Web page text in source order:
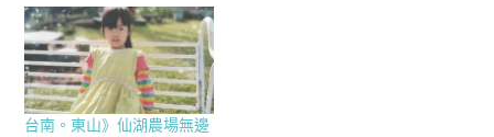
台南。東山》仙湖農場無邊